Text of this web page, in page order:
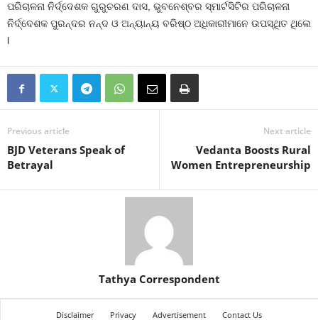
ପରିଚାଳନା ନିର୍ଦ୍ଦେଶକ ଗୁରୁଚରଣ ଦାସ, ଭୁବନେଶ୍ବର ସ୍ମାର୍ଟସିଟିର ପରିଚାଳନା
ନିର୍ଦ୍ଦେଶକ ପୁରନ୍ଦର ନନ୍ଦ ଓ ଅନ୍ୟାନ୍ୟ ବରିଷ୍ଠ ଅଧିକାରୀମାନେ ଉପସ୍ଥିତ ଥିଲେ
l
Previous article
BJD Veterans Speak of
Betrayal
Next article
Vedanta Boosts Rural
Women Entrepreneurship
Tathya Correspondent
Disclaimer Privacy Advertisement Contact Us